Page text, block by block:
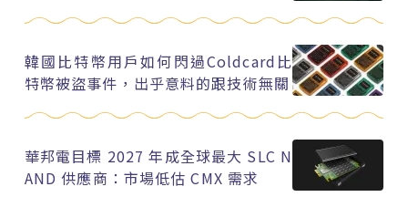
韓國比特幣用戶如何閃過Coldcard比
特幣被盜事件，出乎意料的跟技術無關
華邦電目標 2027 年成全球最大 SLC N
AND 供應商：市場低估 CMX 需求